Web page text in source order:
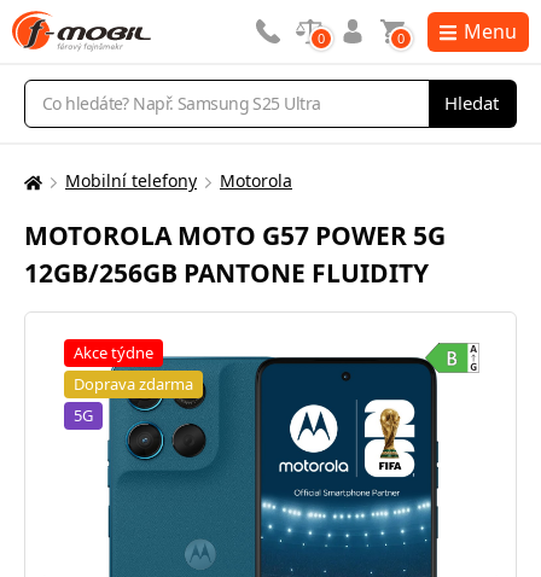
Vyhledávání
Hledat
0 0 Menu
Zde
nacházíte:
Mobilní telefony Motorola
MOTOROLA MOTO G57 POWER 5G
12GB/256GB PANTONE FLUIDITY
Akce týdne
Doprava zdarma
5G